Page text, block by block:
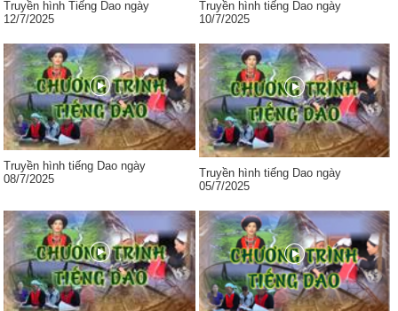
Truyền hình Tiếng Dao ngày
12/7/2025
Truyền hình tiếng Dao ngày
10/7/2025
Truyền hình tiếng Dao ngày
08/7/2025
Truyền hình tiếng Dao ngày
05/7/2025